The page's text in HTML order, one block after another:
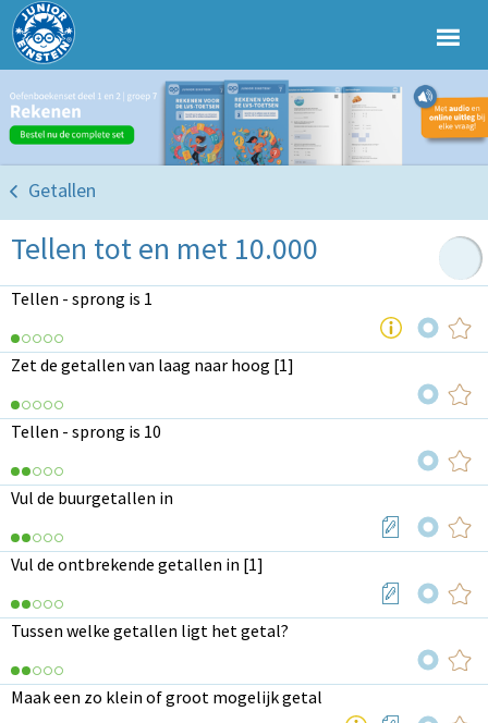
Getallen
Tellen tot en met 10.000
Tellen - sprong is 1
Zet de getallen van laag naar hoog [1]
Tellen - sprong is 10
Vul de buurgetallen in
Vul de ontbrekende getallen in [1]
Tussen welke getallen ligt het getal?
Maak een zo klein of groot mogelijk getal